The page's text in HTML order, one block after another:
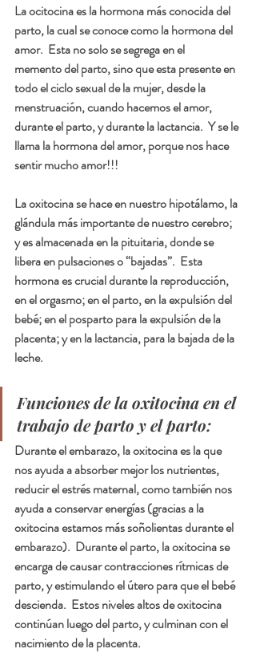
La ocitocina es la hormona más conocida del
parto, la cual se conoce como la hormona del
amor.  Esta no solo se segrega en el
memento del parto, sino que esta presente en
todo el ciclo sexual de la mujer, desde la
menstruación, cuando hacemos el amor,
durante el parto, y durante la lactancia.  Y se le
llama la hormona del amor, porque nos hace
sentir mucho amor!!!
La oxitocina se hace en nuestro hipotálamo, la
glándula más importante de nuestro cerebro;
y es almacenada en la pituitaria, donde se
libera en pulsaciones o “bajadas”.  Esta
hormona es crucial durante la reproducción,
en el orgasmo; en el parto, en la expulsión del
bebé; en el posparto para la expulsión de la
placenta; y en la lactancia, para la bajada de la
leche.
Funciones de la oxitocina en el
trabajo de parto y el parto:
Durante el embarazo, la oxitocina es la que
nos ayuda a absorber mejor los nutrientes,
reducir el estrés maternal, como también nos
ayuda a conservar energías (gracias a la
oxitocina estamos más soñolientas durante el
embarazo).  Durante el parto, la oxitocina se
encarga de causar contracciones rítmicas de
parto, y estimulando el útero para que el bebé
descienda.  Estos niveles altos de oxitocina
continúan luego del parto, y culminan con el
nacimiento de la placenta.